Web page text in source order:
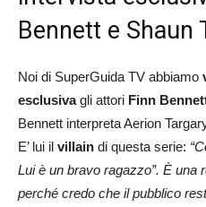
Bennett e Shaun
Noi di SuperGuida TV abbiamo
esclusivagli attori Finn
Bennett interpreta Aerion
E’ lui il villain di questa serie:
Lui è un bravo ragazzo”. È una
perché credo che il pubblico